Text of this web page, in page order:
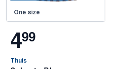
One size
499
Thuis